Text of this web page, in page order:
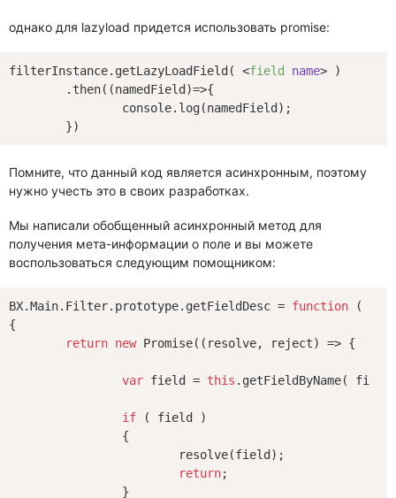
однако для lazyload придется использовать promise:
filterInstance.getLazyLoadField( <field name> )
Помните, что данный код является асинхронным, поэтому
нужно учесть это в своих разработках.
Мы написали обобщенный асинхронный метод для
получения мета-информации о поле и вы можете
воспользоваться следующим помощником:
BX.Main.Filter.prototype.getFieldDesc = function (
{
return new Promise( ( resolve, reject) => {
var field = this .getFieldByName(
if ( field )
return;